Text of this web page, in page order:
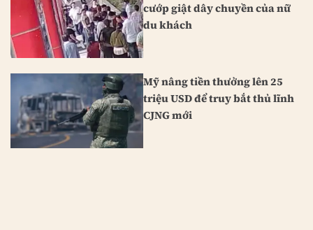
cướp giật dây chuyền của nữ
du khách
Mỹ nâng tiền thưởng lên 25
triệu USD để truy bắt thủ lĩnh
CJNG mới